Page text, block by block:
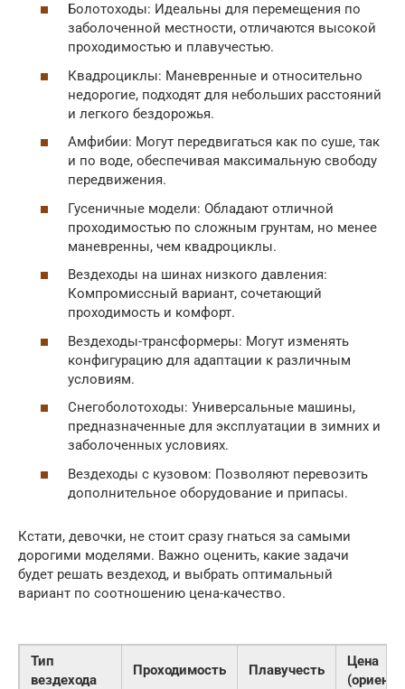
Болотоходы: Идеальны для перемещения по
заболоченной местности, отличаются высокой
проходимостью и плавучестью.
Квадроциклы: Маневренные и относительно
недорогие, подходят для небольших расстояний
и легкого бездорожья.
Амфибии: Могут передвигаться как по суше, так
и по воде, обеспечивая максимальную свободу
передвижения.
Гусеничные модели: Обладают отличной
проходимостью по сложным грунтам, но менее
маневренны, чем квадроциклы.
Вездеходы на шинах низкого давления:
Компромиссный вариант, сочетающий
проходимость и комфорт.
Вездеходы-трансформеры: Могут изменять
конфигурацию для адаптации к различным
условиям.
Снегоболотоходы: Универсальные машины,
предназначенные для эксплуатации в зимних и
заболоченных условиях.
Вездеходы с кузовом: Позволяют перевозить
дополнительное оборудование и припасы.
Кстати, девочки, не стоит сразу гнаться за самыми
дорогими моделями. Важно оценить, какие задачи
будет решать вездеход, и выбрать оптимальный
вариант по соотношению цена-качество.
Тип
вездехода
Проходимость Плавучесть
Цена